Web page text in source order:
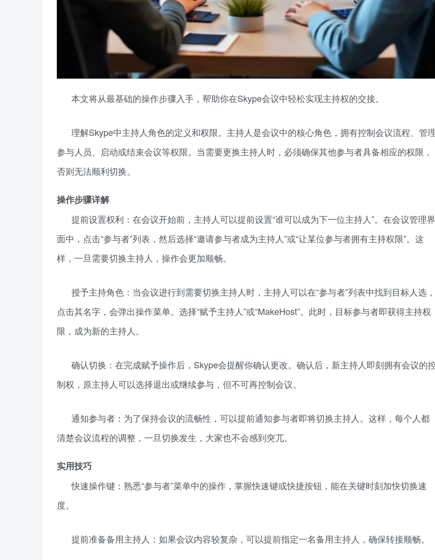
本文将从最基础的操作步骤入手，帮助你在Skype会议中轻松实现主持权的交接。
理解Skype中主持人角色的定义和权限。主持人是会议中的核心角色，拥有控制会议流程、管
参与人员、启动或结束会议等权限。当需要更换主持人时，必须确保其他参与者具备相应的权限，
否则无法顺利切换。
操作步骤详解
提前设置权利：在会议开始前，主持人可以提前设置“谁可以成为下一位主持人”。在会议管理界
面中，点击“参与者”列表，然后选择“邀请参与者成为主持人”或“让某位参与者拥有主持权限”。这
样，一旦需要切换主持人，操作会更加顺畅。
授予主持角色：当会议进行到需要切换主持人时，主持人可以在“参与者”列表中找到目标人选，
点击其名字，会弹出操作菜单。选择“赋予主持人”或“MakeHost”。此时，目标参与者即获得主持权
限，成为新的主持人。
确认切换：在完成赋予操作后，Skype会提醒你确认更改。确认后，新主持人即刻拥有会议的
制权，原主持人可以选择退出或继续参与，但不可再控制会议。
通知参与者：为了保持会议的流畅性，可以提前通知参与者即将切换主持人。这样，每个人都
清楚会议流程的调整，一旦切换发生，大家也不会感到突兀。
实用技巧
快速操作键：熟悉“参与者”菜单中的操作，掌握快速键或快捷按钮，能在关键时刻加快切换速
度。
提前准备备用主持人：如果会议内容较复杂，可以提前指定一名备用主持人，确保转接顺畅。